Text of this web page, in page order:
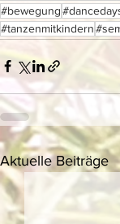
#bewegung
#tanzenmitkindern
Aktuelle Beiträge